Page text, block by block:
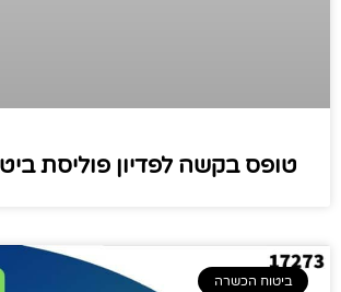
טופס בקשה לפדיון פוליסת
ביטוח הכשרה